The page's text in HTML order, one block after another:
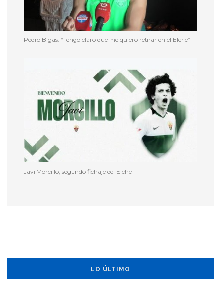
Pedro Bigas: “Tengo claro que me quiero retirar en el Elche”
Javi Morcillo, segundo fichaje del Elche
LO ÚLTIMO